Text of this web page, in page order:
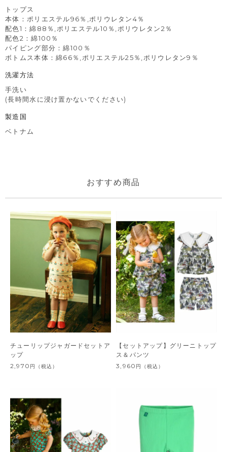
トップス
本体：ポリエステル96％,ポリウレタン4％
配色1：綿88％,ポリエステル10％,ポリウレタン2％
配色2：綿100％
パイピング部分：綿100％
ボトムス本体：綿66％,ポリエステル25％,ポリウレタン9％
洗濯方法
手洗い
(長時間水に浸け置かないでください)
製造国
ベトナム
おすすめ商品
チューリップジャガードセットア
ップ
2,970 円 （税込）
【セットアップ】グリーニトップ
ス＆パンツ
3,960 円 （税込）